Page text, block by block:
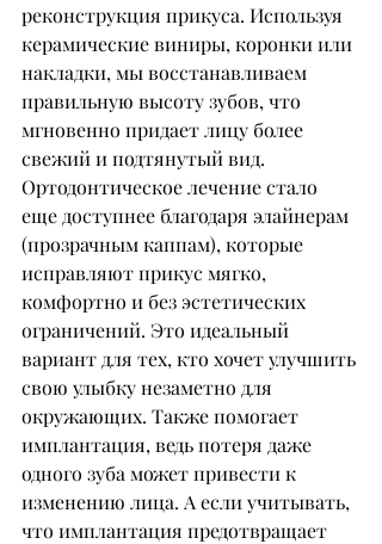
реконструкция прикуса. Используя
керамические виниры, коронки или
накладки, мы восстанавливаем
правильную высоту зубов, что
мгновенно придает лицу более
свежий и подтянутый вид.
Ортодонтическое лечение стало
еще доступнее благодаря элайнерам
(прозрачным каппам), которые
исправляют прикус мягко,
комфортно и без эстетических
ограничений. Это идеальный
вариант для тех, кто хочет улучшить
свою улыбку незаметно для
окружающих. Также помогает
имплантация, ведь потеря даже
одного зуба может привести к
изменению лица. А если учитывать,
что имплантация предотвращает